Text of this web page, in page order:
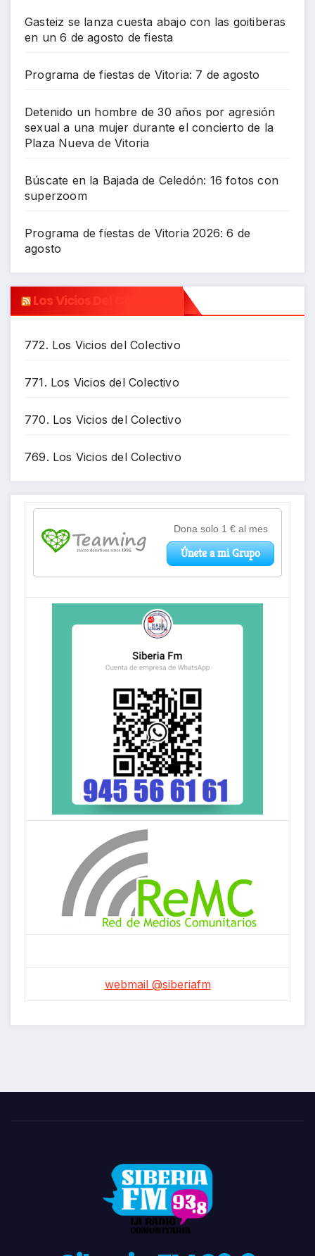
Gasteiz se lanza cuesta abajo con las goitiberas
en un 6 de agosto de fiesta
Programa de fiestas de Vitoria: 7 de agosto
Detenido un hombre de 30 años por agresión
sexual a una mujer durante el concierto de la
Plaza Nueva de Vitoria
Búscate en la Bajada de Celedón: 16 fotos con
superzoom
Programa de fiestas de Vitoria 2026: 6 de
agosto
Los Vicios Del Colectivo
772. Los Vicios del Colectivo
771. Los Vicios del Colectivo
770. Los Vicios del Colectivo
769. Los Vicios del Colectivo
webmail @siberiafm